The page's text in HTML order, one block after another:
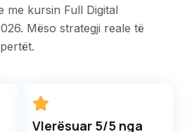
me kursin Full Digital
Mëso strategji reale të
Vlerësuar 5/5 nga